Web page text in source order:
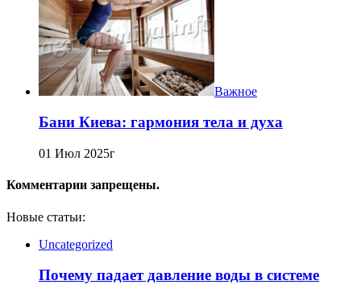
Важное
Бани Киева: гармония тела и духа
01 Июл 2025г
Комментарии запрещены.
Новые статьи:
Uncategorized
Почему падает давление воды в системе